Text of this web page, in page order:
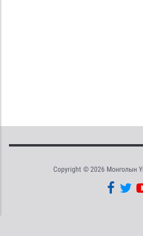
Copyright © 2026 Монголын